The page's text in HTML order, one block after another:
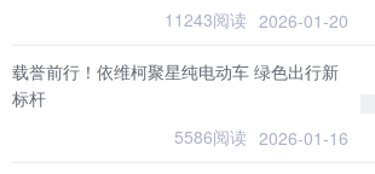
11243阅读 2026-01-20
载誉前行！依维柯聚星纯电动车 绿色出行新
标杆
5586阅读 2026-01-16